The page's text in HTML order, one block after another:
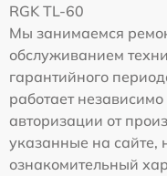
RGK TL-60
Мы занимаемся
обслуживанием
гарантийного
работает
авторизации от
указанные на сайте,
ознакомительный